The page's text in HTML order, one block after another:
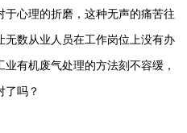
心理的折磨，这种无声的痛苦往
数从业人员在工作岗位上没有办
有机废气处理的方法刻不容缓，
了吗？